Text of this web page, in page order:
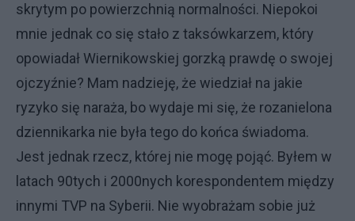
skrytym po powierzchnią normalności. Niepokoi
mnie jednak co się stało z taksówkarzem, który
opowiadał Wiernikowskiej gorzką prawdę o swojej
ojczyźnie? Mam nadzieję, że wiedział na jakie
ryzyko się naraża, bo wydaje mi się, że rozanielona
dziennikarka nie była tego do końca świadoma.
Jest jednak rzecz, której nie mogę pojąć. Byłem w
latach 90tych i 2000nych korespondentem między
innymi TVP na Syberii. Nie wyobrażam sobie już